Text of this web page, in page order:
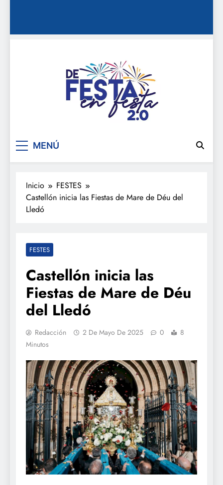
De festa en festa 2.0
MENÚ
Inicio
FESTES
Castellón inicia las Fiestas de Mare de Déu del
Lledó
FESTES
Castellón inicia las
Fiestas de Mare de Déu
del Lledó
Redacción 2 De Mayo De 2025 0
8
Minutos